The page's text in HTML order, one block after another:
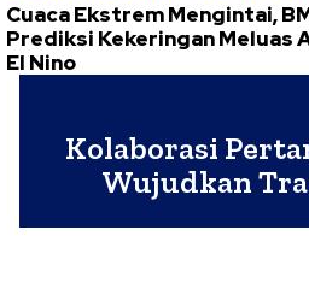
Cuaca Ekstrem Mengintai,
Prediksi Kekeringan Meluas
El Nino
Kolaborasi
Wujudkan